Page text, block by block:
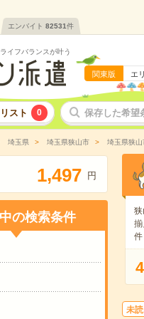
エンバイト 82531件
イフバランスが叶う
関東版 エ
スト 0 保存した希望
埼玉県 埼玉県狭山市 埼玉県狭
1,497 円
の検索条件 狭
揃
件
未読